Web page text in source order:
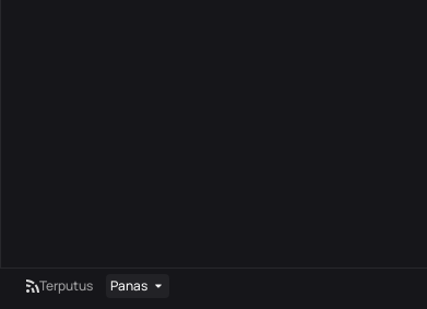
Terputus Panas